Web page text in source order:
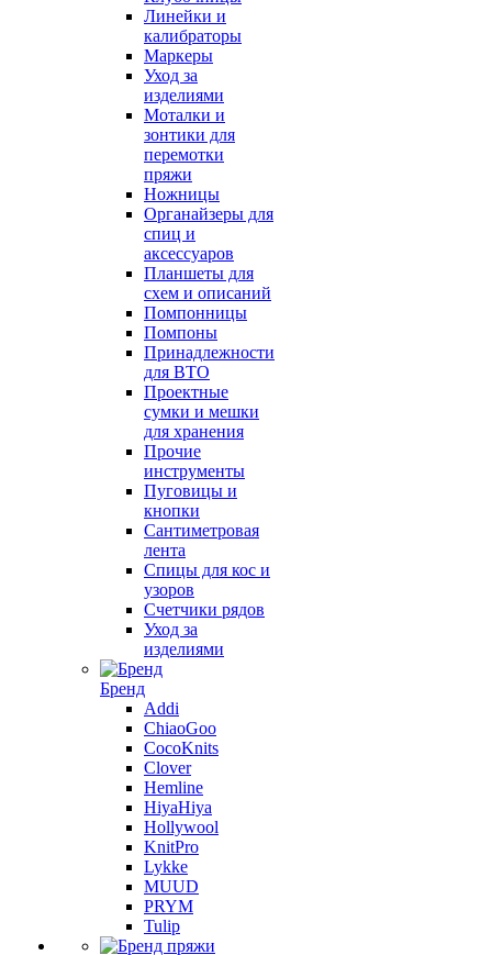
Линейки и
калибраторы
Маркеры
Уход за
изделиями
Моталки и
зонтики для
перемотки
пряжи
Ножницы
Органайзеры для
спиц и
аксессуаров
Планшеты для
схем и описаний
Помпонницы
Помпоны
Принадлежности
для ВТО
Проектные
сумки и мешки
для хранения
Прочие
инструменты
Пуговицы и
кнопки
Сантиметровая
лента
Спицы для кос и
узоров
Счетчики рядов
Уход за
изделиями
Бренд
Addi
ChiaoGoo
CocoKnits
Clover
Hemline
HiyaHiya
Hollywool
KnitPro
Lykke
MUUD
PRYM
Tulip